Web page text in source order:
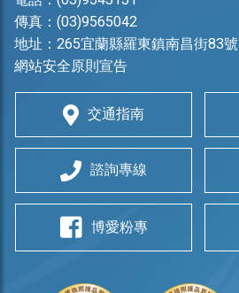
傳真：(03)9565042
地址： 265宜蘭縣羅東鎮南昌街83號
網站安全原則宣告
交通指南
諮詢專線
博愛粉專